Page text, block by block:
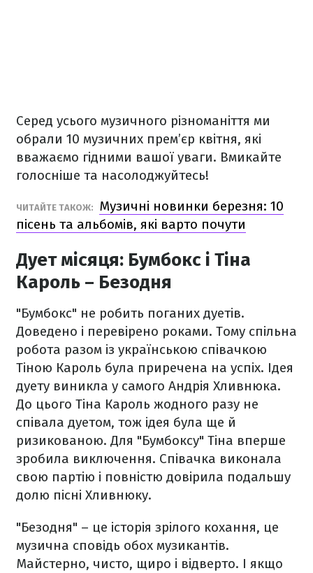
Серед усього музичного різноманіття ми
обрали 10 музичних прем’єр квітня, які
вважаємо гідними вашої уваги. Вмикайте
голосніше та насолоджуйтесь!
ЧИТАЙТЕ ТАКОЖ:
Музичні новинки березня: 10
пісень та альбомів, які варто почути
Дует місяця: Бумбокс і Тіна
Кароль – Безодня
"Бумбокс" не робить поганих дуетів.
Доведено і перевірено роками. Тому спільна
робота разом із українською співачкою
Тіною Кароль була приречена на успіх. Ідея
дуету виникла у самого Андрія Хливнюка.
До цього Тіна Кароль жодного разу не
співала дуетом, тож ідея була ще й
ризикованою. Для "Бумбоксу" Тіна вперше
зробила виключення. Співачка виконала
свою партію і повністю довірила подальшу
долю пісні Хливнюку.
"Безодня" – це історія зрілого кохання, це
музична сповідь обох музикантів.
Майстерно, чисто, щиро і відверто. І якщо